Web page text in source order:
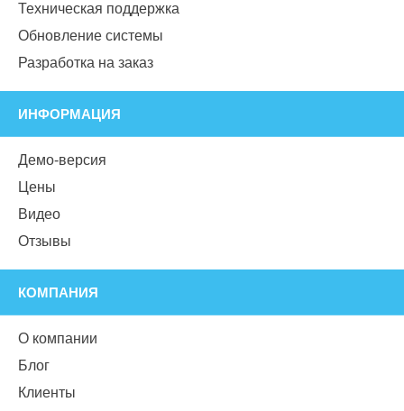
Техническая поддержка
Обновление системы
Разработка на заказ
ИНФОРМАЦИЯ
Демо-версия
Цены
Видео
Отзывы
КОМПАНИЯ
О компании
Блог
Клиенты